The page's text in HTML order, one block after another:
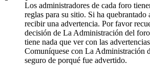
Los administradores de cada foro
reglas para su sitio. Si ha quebrantado
recibir una advertencia. Por favor
decisión de La Administración del
tiene nada que ver con las
Comuníquese con La Administración
seguro de porqué fue advertido.